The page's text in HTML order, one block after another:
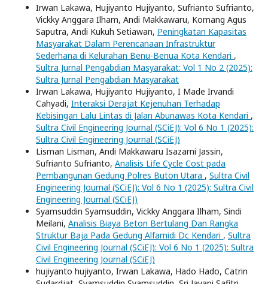
Irwan Lakawa, Hujiyanto Hujiyanto, Sufrianto Sufrianto,
Vickky Anggara Ilham, Andi Makkawaru, Komang Agus
Saputra, Andi Kukuh Setiawan, Peningkatan Kapasitas
Masyarakat Dalam Perencanaan Infrastruktur
Sederhana di Kelurahan Benu-Benua Kota Kendari ,
Sultra Jurnal Pengabdian Masyarakat: Vol 1 No 2 (2025):
Sultra Jurnal Pengabdian Masyarakat
Irwan Lakawa, Hujiyanto Hujiyanto, I Made Irvandi
Cahyadi, Interaksi Derajat Kejenuhan Terhadap
Kebisingan Lalu Lintas di Jalan Abunawas Kota Kendari ,
Sultra Civil Engineering Journal (SCiEJ): Vol 6 No 1 (2025):
Sultra Civil Engineering Journal (SCiEJ)
Lisman Lisman, Andi Makkawaru Isazarni Jassin,
Sufrianto Sufrianto, Analisis Life Cycle Cost pada
Pembangunan Gedung Polres Buton Utara , Sultra Civil
Engineering Journal (SCiEJ): Vol 6 No 1 (2025): Sultra Civil
Engineering Journal (SCiEJ)
Syamsuddin Syamsuddin, Vickky Anggara Ilham, Sindi
Meilani, Analisis Biaya Beton Bertulang Dan Rangka
Struktur Baja Pada Gedung Alfamidi Dc Kendari , Sultra
Civil Engineering Journal (SCiEJ): Vol 6 No 1 (2025): Sultra
Civil Engineering Journal (SCiEJ)
hujiyanto hujiyanto, Irwan Lakawa, Hado Hado, Catrin